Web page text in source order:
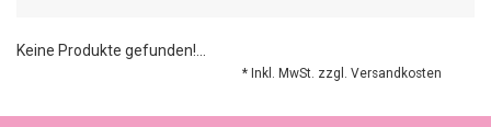
Keine Produkte gefunden!...
* Inkl. MwSt. zzgl. Versandkosten